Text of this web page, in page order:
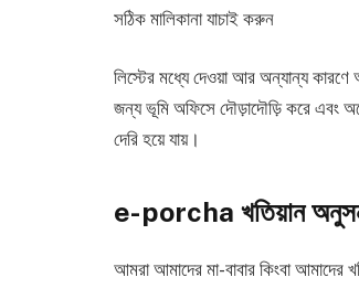
সঠিক মালিকানা যাচাই করুন
লিস্টের মধ্যে দেওয়া আর অন্যান্য কারণে
জন্য ভূমি অফিসে দৌড়াদৌড়ি করে এবং
দেরি হয়ে যায়।
e-porcha খতিয়ান
আমরা আমাদের মা-বাবার কিংবা